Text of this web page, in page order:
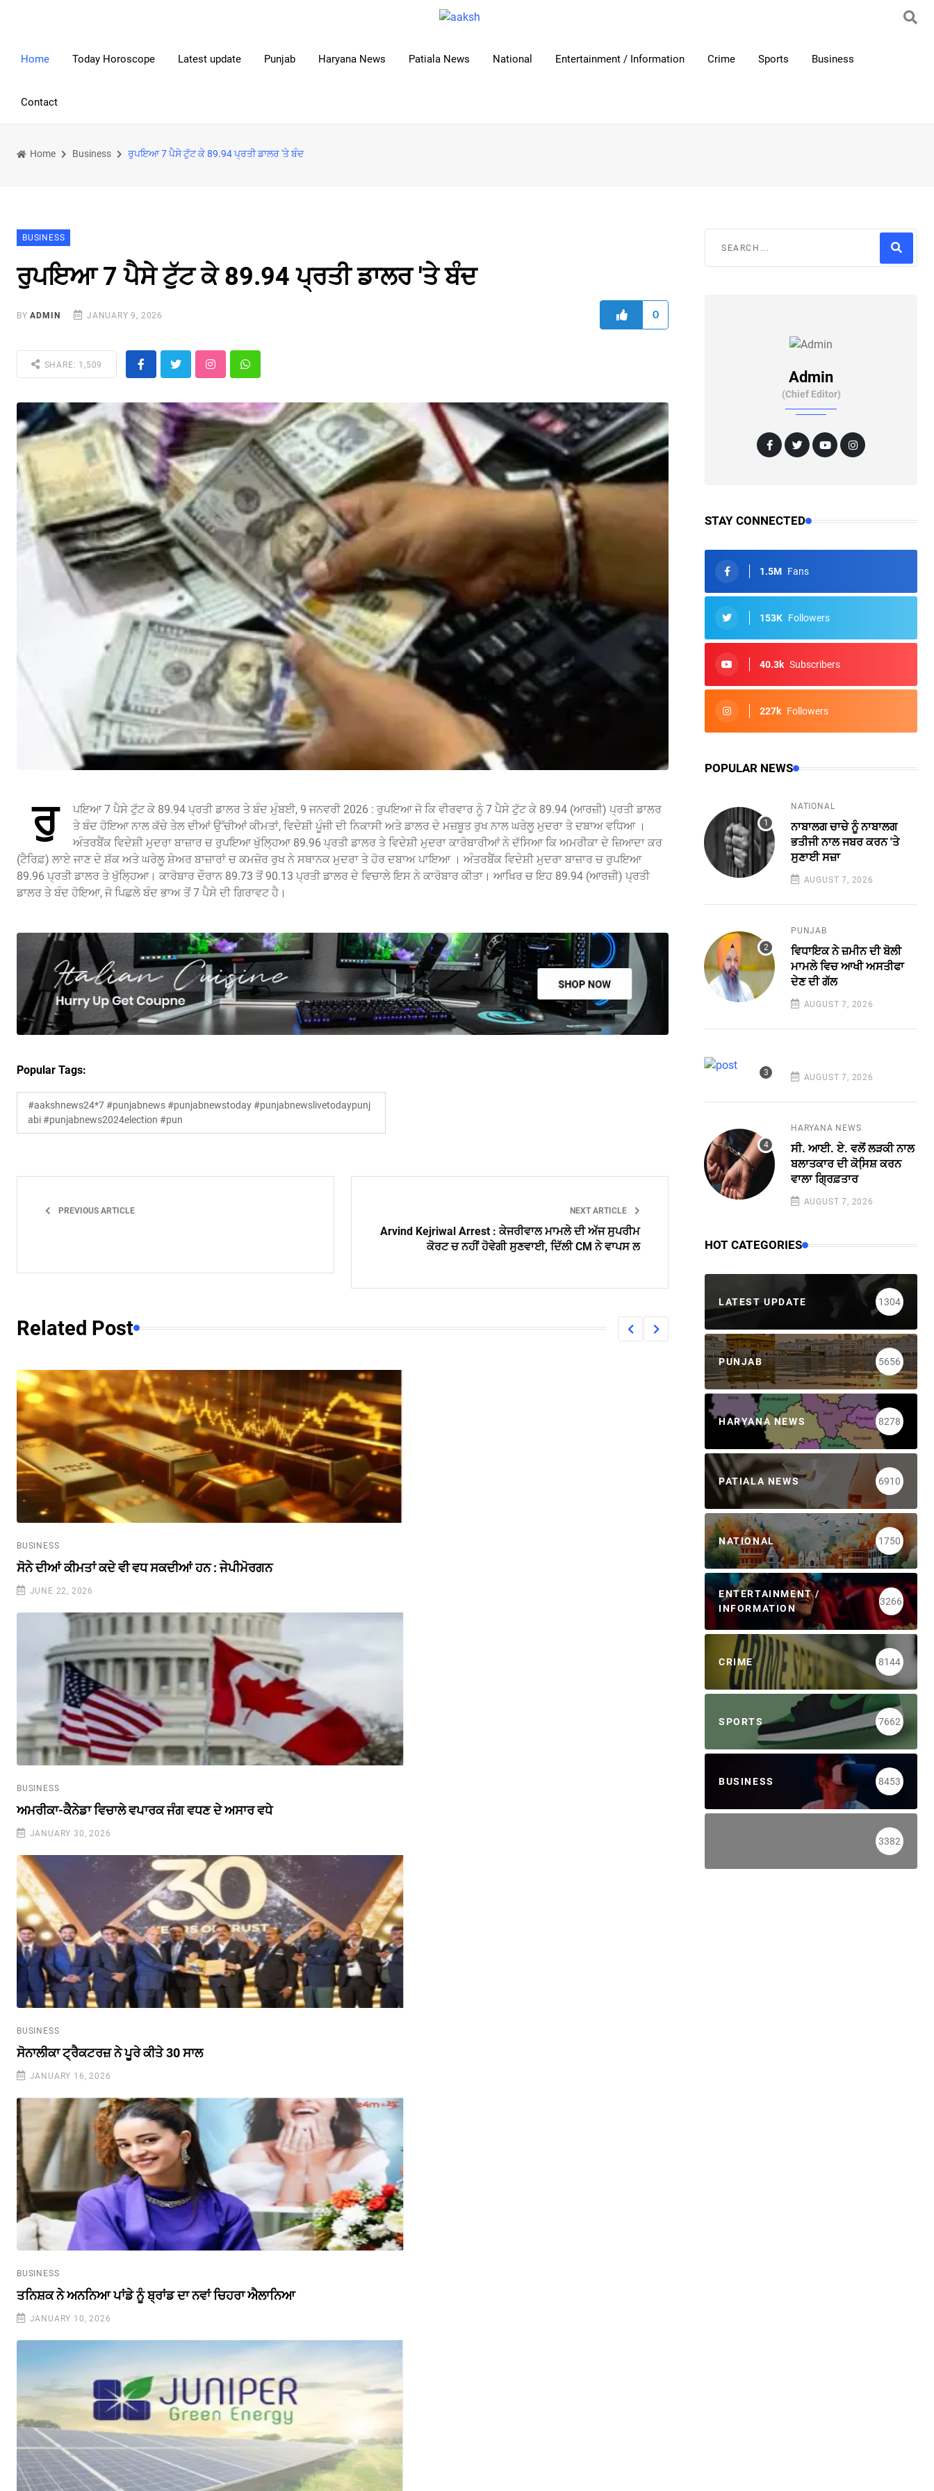
Home Today Horoscope Latest update Punjab Haryana News Patiala News National Entertainment / Information Crime Sports Business
Contact
Home Business ਰੁਪਇਆ 7 ਪੈਸੇ ਟੁੱਟ ਕੇ 89.94 ਪ੍ਰਤੀ ਡਾਲਰ 'ਤੇ ਬੰਦ
BUSINESS
ਰੁਪਇਆ 7 ਪੈਸੇ ਟੁੱਟ ਕੇ 89.94 ਪ੍ਰਤੀ ਡਾਲਰ 'ਤੇ ਬੰਦ
BYADMIN JANUARY 9, 2026 0
SHARE: 1,509
ਰੁ
ਪਇਆ 7 ਪੈਸੇ ਟੁੱਟ ਕੇ 89.94 ਪ੍ਰਤੀ ਡਾਲਰ ਤੇ ਬੰਦ ਮੁੰਬਈ, 9 ਜਨਵਰੀ 2026 : ਰੁਪਇਆ ਜੋ ਕਿ ਵੀਰਵਾਰ ਨੂੰ 7 ਪੈਸੇ ਟੁੱਟ ਕੇ 89.94 (ਆਰਜ਼ੀ) ਪ੍ਰਤੀ ਡਾਲਰ
ਤੇ ਬੰਦ ਹੋਇਆ ਨਾਲ ਕੱਚੇ ਤੇਲ ਦੀਆਂ ਉੱਚੀਆਂ ਕੀਮਤਾਂ, ਵਿਦੇਸ਼ੀ ਪੂੰਜੀ ਦੀ ਨਿਕਾਸੀ ਅਤੇ ਡਾਲਰ ਦੇ ਮਜ਼ਬੂਤ ਰੁਖ ਨਾਲ ਘਰੇਲੂ ਮੁਦਰਾ ਤੇ ਦਬਾਅ ਵਧਿਆ ।
ਅੰਤਰਬੈਂਕ ਵਿਦੇਸ਼ੀ ਮੁਦਰਾ ਬਾਜ਼ਾਰ ਚ ਰੁਪਇਆ ਖੁੱਲ੍ਹਿਆ 89.96 ਪ੍ਰਤੀ ਡਾਲਰ ਤੇ ਵਿਦੇਸ਼ੀ ਮੁਦਰਾ ਕਾਰੋਬਾਰੀਆਂ ਨੇ ਦੱਸਿਆ ਕਿ ਅਮਰੀਕਾ ਦੇ ਜ਼ਿਆਦਾ ਕਰ
(ਟੈਰਿਫ਼) ਲਾਏ ਜਾਣ ਦੇ ਸ਼ੱਕ ਅਤੇ ਘਰੇਲੂ ਸ਼ੇਅਰ ਬਾਜ਼ਾਰਾਂ ਚ ਕਮਜ਼ੋਰ ਰੁਖ ਨੇ ਸਥਾਨਕ ਮੁਦਰਾ ਤੇ ਹੋਰ ਦਬਾਅ ਪਾਇਆ । ਅੰਤਰਬੈਂਕ ਵਿਦੇਸ਼ੀ ਮੁਦਰਾ ਬਾਜ਼ਾਰ ਚ ਰੁਪਇਆ
89.96 ਪ੍ਰਤੀ ਡਾਲਰ ਤੇ ਖੁੱਲ੍ਹਿਆ। ਕਾਰੋਬਾਰ ਦੌਰਾਨ 89.73 ਤੋਂ 90.13 ਪ੍ਰਤੀ ਡਾਲਰ ਦੇ ਵਿਚਾਲੇ ਇਸ ਨੇ ਕਾਰੋਬਾਰ ਕੀਤਾ। ਆਖਿਰ ਚ ਇਹ 89.94 (ਆਰਜ਼ੀ) ਪ੍ਰਤੀ
ਡਾਲਰ ਤੇ ਬੰਦ ਹੋਇਆ, ਜੋ ਪਿਛਲੇ ਬੰਦ ਭਾਅ ਤੋਂ 7 ਪੈਸੇ ਦੀ ਗਿਰਾਵਟ ਹੈ।
Popular Tags:
#aakshnews24*7 #punjabnews #punjabnewstoday #punjabnewslivetodaypunj
abi #punjabnews2024election #pun
PREVIOUS ARTICLE NEXT ARTICLE
Arvind Kejriwal Arrest : ਕੇਜਰੀਵਾਲ ਮਾਮਲੇ ਦੀ ਅੱਜ ਸੁਪਰੀਮ
ਕੋਰਟ ਚ ਨਹੀਂ ਹੋਵੇਗੀ ਸੁਣਵਾਈ, ਦਿੱਲੀ CM ਨੇ ਵਾਪਸ ਲ
Related Post
BUSINESS
ਸੋਨੇ ਦੀਆਂ ਕੀਮਤਾਂ ਕਦੇ ਵੀ ਵਧ ਸਕਦੀਆਂ ਹਨ : ਜੇਪੀਮੋਰਗਨ
JUNE 22, 2026
BUSINESS
ਅਮਰੀਕਾ-ਕੈਨੇਡਾ ਵਿਚਾਲੇ ਵਪਾਰਕ ਜੰਗ ਵਧਣ ਦੇ ਅਸਾਰ ਵਧੇ
JANUARY 30, 2026
BUSINESS
ਸੋਨਾਲੀਕਾ ਟ੍ਰੈਕਟਰਜ਼ ਨੇ ਪੂਰੇ ਕੀਤੇ 30 ਸਾਲ
JANUARY 16, 2026
BUSINESS
ਤਨਿਸ਼ਕ ਨੇ ਅਨਨਿਆ ਪਾਂਡੇ ਨੂੰ ਬ੍ਰਾਂਡ ਦਾ ਨਵਾਂ ਚਿਹਰਾ ਐਲਾਨਿਆ
JANUARY 10, 2026
Admin
(Chief Editor)
STAY CONNECTED
1.5M Fans
153K Followers
40.3k Subscribers
227k Followers
POPULAR NEWS
NATIONAL
ਨਾਬਾਲਗ ਚਾਚੇ ਨੂੰ ਨਾਬਾਲਗ
ਭਤੀਜੀ ਨਾਲ ਜਬਰ ਕਰਨ 'ਤੇ
ਸੁਣਾਈ ਸਜ਼ਾ
AUGUST 7, 2026
PUNJAB
ਵਿਧਾਇਕ ਨੇ ਜ਼ਮੀਨ ਦੀ ਬੋਲੀ
ਮਾਮਲੇ ਵਿਚ ਆਖੀ ਅਸਤੀਫਾ
ਦੇਣ ਦੀ ਗੱਲ
AUGUST 7, 2026
AUGUST 7, 2026
HARYANA NEWS
ਸੀ. ਆਈ. ਏ. ਵਲੋਂ ਲੜਕੀ ਨਾਲ
ਬਲਾਤਕਾਰ ਦੀ ਕੋਸਿ਼ਸ਼ ਕਰਨ
ਵਾਲਾ ਗ੍ਰਿਫ਼ਤਾਰ
AUGUST 7, 2026
HOT CATEGORIES
LATEST UPDATE 1304
PUNJAB 5656
HARYANA NEWS 8278
PATIALA NEWS 6910
NATIONAL 1750
ENTERTAINMENT /
INFORMATION
3266
CRIME 8144
SPORTS 7662
BUSINESS 8453
3382